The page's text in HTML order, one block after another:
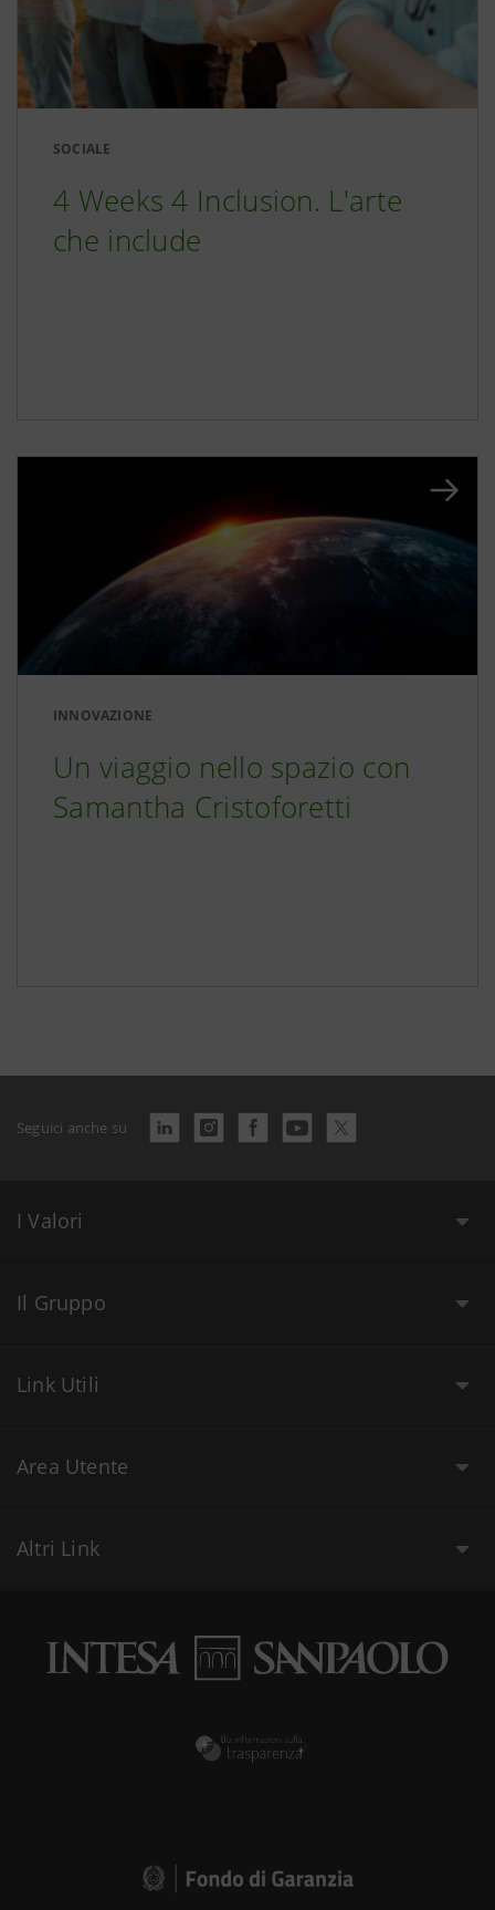
SOCIALE
4 Weeks 4 Inclusion. L'arte
che include
INNOVAZIONE
Un viaggio nello spazio con
Samantha Cristoforetti
Seguici anche su
I Valori
Il Gruppo
Link Utili
Area Utente
Altri Link